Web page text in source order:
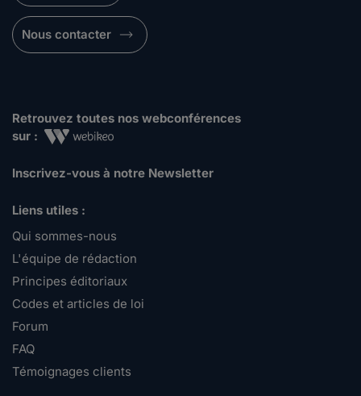
Nous contacter
Retrouvez toutes nos webconférences
sur :
Inscrivez-vous à notre Newsletter
Liens utiles :
Qui sommes-nous
L'équipe de rédaction
Principes éditoriaux
Codes et articles de loi
Forum
FAQ
Témoignages clients